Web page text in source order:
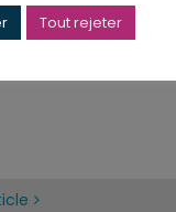
Tout rejeter